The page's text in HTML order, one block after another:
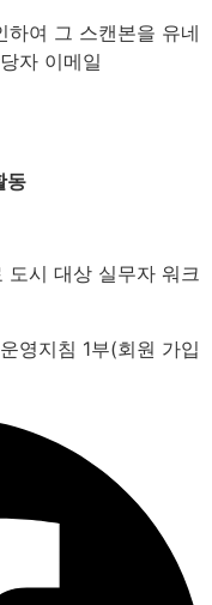
여 그 스캔본을 유네
자 이메일
동
시 대상 실무자 워크
영지침 1부(회원 가입